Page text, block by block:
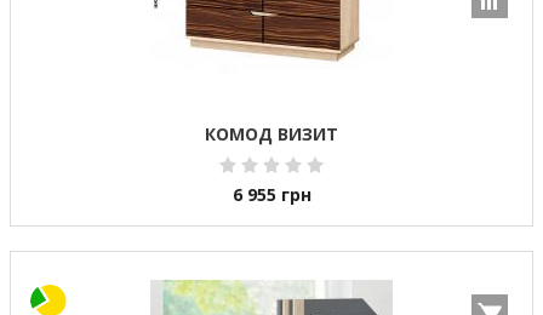
КОМОД ВИЗИТ
6 955 грн